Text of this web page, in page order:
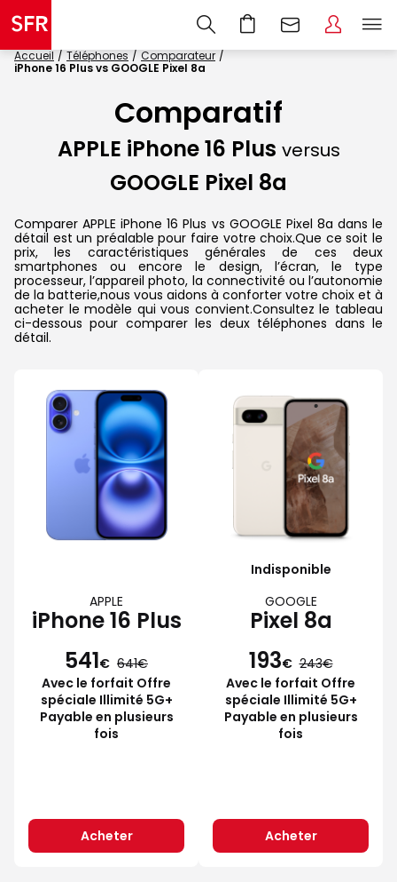
Accueil Téléphones
Comparateur
iPhone 16 Plus vs GOOGLE Pixel 8a
Comparatif
APPLE iPhone 16 Plus versus
GOOGLE Pixel 8a
Comparer APPLE iPhone 16 Plus vs GOOGLE Pixel 8a dans le
détail est un préalable pour faire votre choix.Que ce soit le
prix, les caractéristiques générales de ces deux
smartphones ou encore le design, l’écran, le type
processeur, l’appareil photo, la connectivité ou l’autonomie
de la batterie,nous vous aidons à conforter votre choix et à
acheter le modèle qui vous convient.Consultez le tableau
ci-dessous pour comparer les deux téléphones dans le
détail.
APPLE
iPhone 16 Plus
541€ 641
Avec le forfait Offre
spéciale Illimité 5G+
Payable en plusieurs
fois
Acheter
Indisponible
GOOGLE
Pixel 8a
193€ 243
Avec le forfait Offre
spéciale Illimité 5G+
Payable en plusieurs
fois
Acheter